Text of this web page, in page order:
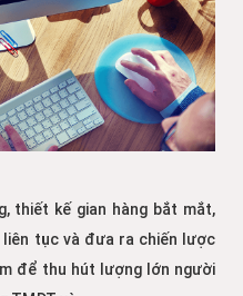
thiết kế gian hàng bắt mắt,
liên tục và đưa ra chiến lược
để thu hút lượng lớn người